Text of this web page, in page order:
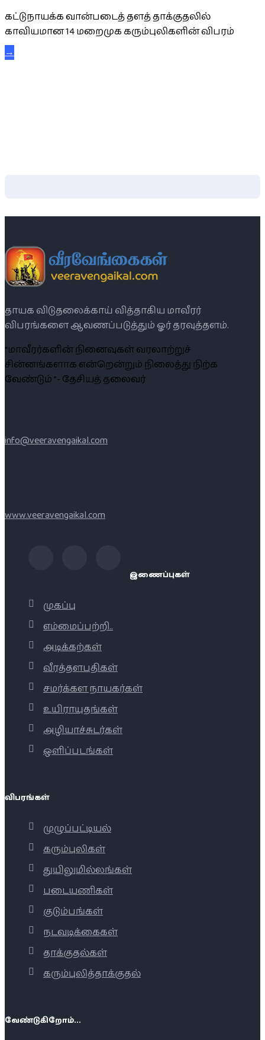
கட்டுநாயக்க வான்படைத் தளத் தாக்குதலில்
காவியமான 14 மறைமுக கரும்புலிகளின் விபரம்
→
தாயக விடுதலைக்காய் வித்தாகிய மாவீரர்
விபரங்களை ஆவணப்படுத்தும் ஓர் தரவுத்தளம்.
“மாவீரர்களின் நினைவுகள் வரலாற்றுச்
சின்னங்களாக என்றென்றும் நிலைத்து நிற்க
வேண்டும் ”- தேசியத் தலைவர்
info@veeravengaikal.com
www.veeravengaikal.com
இணைப்புகள்
முகப்பு
எம்மைப்பற்றி..
அடிக்கற்கள்
வீரத்தளபதிகள்
சமர்க்கள நாயகர்கள்
உயிராயுதங்கள்
அழியாச்சுடர்கள்
ஒளிப்படங்கள்
விபரங்கள்
முழுப்பட்டியல்
கரும்புலிகள்
துயிலுமில்லங்கள்
படையணிகள்
குடும்பங்கள்
நடவடிக்கைகள்
தாக்குதல்கள்
கரும்புலித்தாக்குதல்
வேண்டுகிறோம்...